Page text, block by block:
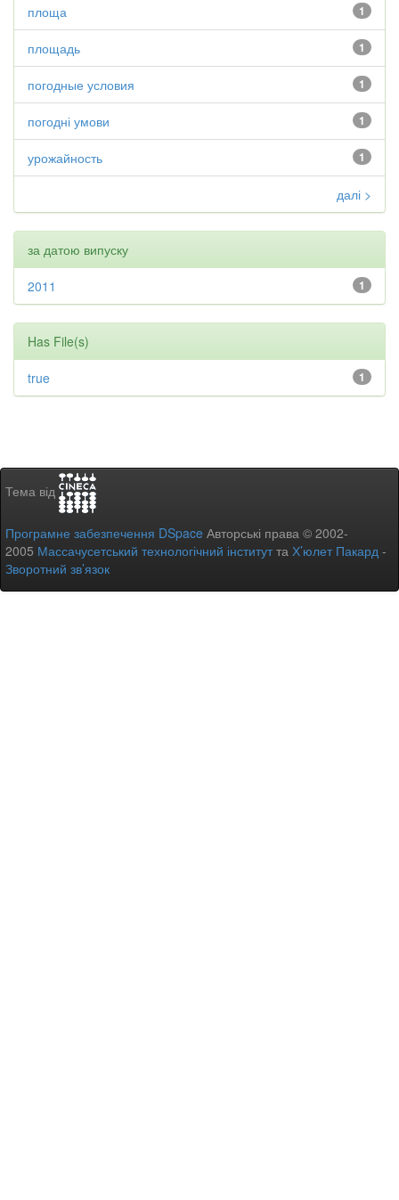
1
площа
1
площадь
1
погодные условия
1
погодні умови
1
урожайность
далі >
за датою випуску
1
2011
Has File(s)
1
true
Тема від
Програмне забезпечення DSpace Авторські права © 2002-
2005 Массачусетський технологічний інститутта Х’юлет Пакард -
Зворотний зв’язок